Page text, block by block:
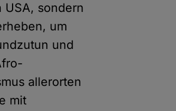
sondern
um
und
allerorten
mit